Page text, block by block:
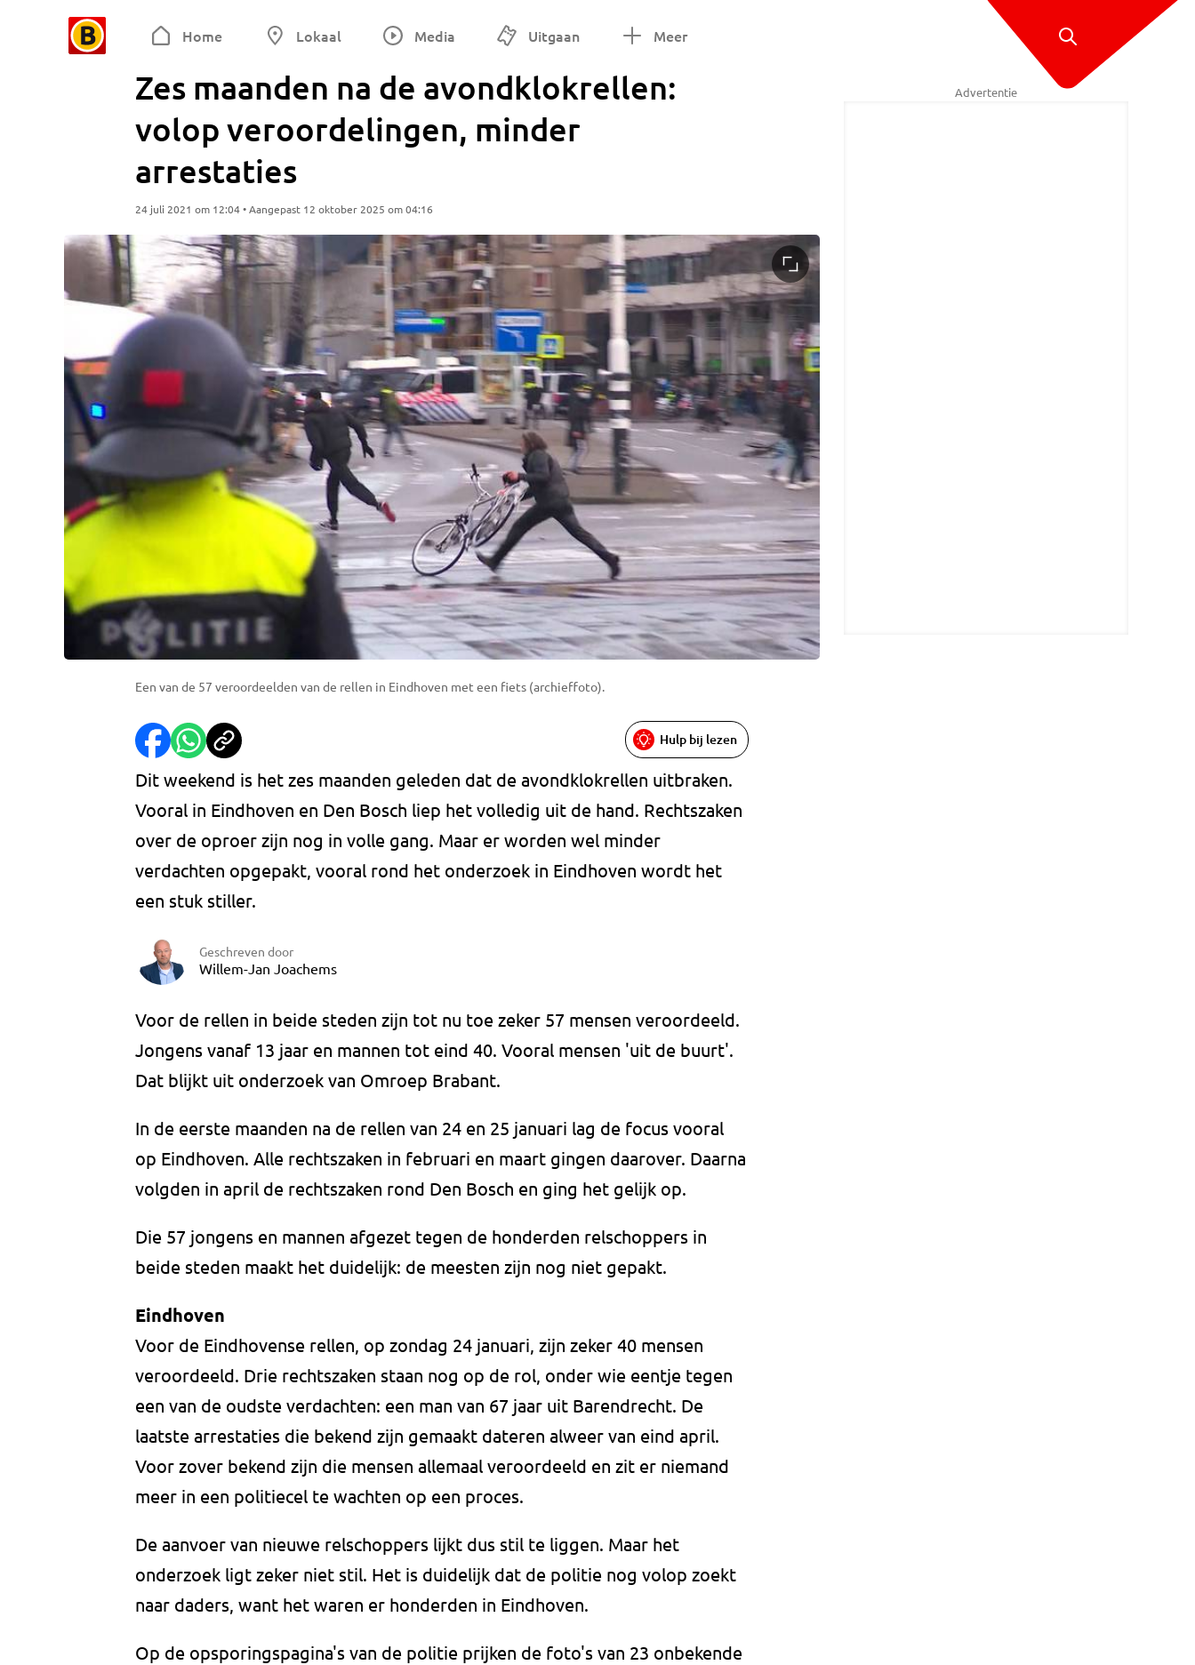
Home Lokaal Media Uitgaan Meer
Zes maanden na de avondklokrellen:
volop veroordelingen, minder
arrestaties
24 juli 2021 om 12:04 • Aangepast 12 oktober 2025 om 04:16
Een van de 57 veroordeelden van de rellen in Eindhoven met een fiets (archieffoto).
Hulp bij lezen
Dit weekend is het zes maanden geleden dat de avondklokrellen uitbraken.
Vooral in Eindhoven en Den Bosch liep het volledig uit de hand. Rechtszaken
over de oproer zijn nog in volle gang. Maar er worden wel minder
verdachten opgepakt, vooral rond het onderzoek in Eindhoven wordt het
een stuk stiller.
Geschreven door
Willem-Jan Joachems
Voor de rellen in beide steden zijn tot nu toe zeker 57 mensen veroordeeld.
Jongens vanaf 13 jaar en mannen tot eind 40. Vooral mensen 'uit de buurt'.
Dat blijkt uit onderzoek van Omroep Brabant.
In de eerste maanden na de rellen van 24 en 25 januari lag de focus vooral
op Eindhoven. Alle rechtszaken in februari en maart gingen daarover. Daarna
volgden in april de rechtszaken rond Den Bosch en ging het gelijk op.
Die 57 jongens en mannen afgezet tegen de honderden relschoppers in
beide steden maakt het duidelijk: de meesten zijn nog niet gepakt.
Eindhoven
Voor de Eindhovense rellen, op zondag 24 januari, zijn zeker 40 mensen
veroordeeld. Drie rechtszaken staan nog op de rol, onder wie eentje tegen
een van de oudste verdachten: een man van 67 jaar uit Barendrecht. De
laatste arrestaties die bekend zijn gemaakt dateren alweer van eind april.
Voor zover bekend zijn die mensen allemaal veroordeeld en zit er niemand
meer in een politiecel te wachten op een proces.
De aanvoer van nieuwe relschoppers lijkt dus stil te liggen. Maar het
onderzoek ligt zeker niet stil. Het is duidelijk dat de politie nog volop zoekt
naar daders, want het waren er honderden in Eindhoven.
Op de opsporingspagina's van de politie prijken de foto's van 23 onbekende
Advertentie